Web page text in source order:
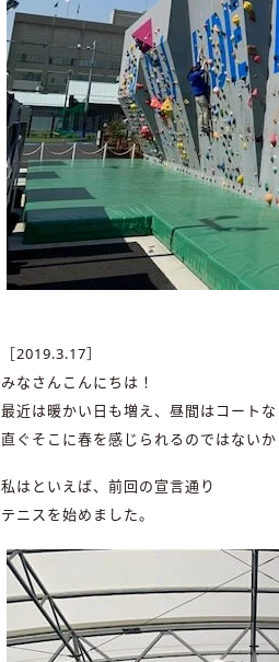
［2019.3.17］
みなさんこんにちは！
最近は暖かい日も増え、昼間はコート
直ぐそこに春を感じられるのではないか
私はといえば、前回の宣言通り
テニスを始めました。